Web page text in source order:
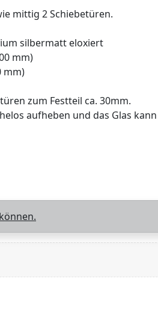
mittig 2 Schiebetüren.
silbermatt eloxiert
mm)
mm)
zum Festteil ca. 30mm.
aufheben und das Glas